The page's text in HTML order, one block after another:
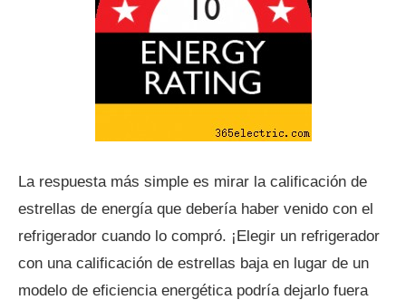
La respuesta más simple es mirar la calificación de
estrellas de energía que debería haber venido con el
refrigerador cuando lo compró. ¡Elegir un refrigerador
con una calificación de estrellas baja en lugar de un
modelo de eficiencia energética podría dejarlo fuera